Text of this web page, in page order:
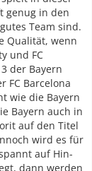
genug in den
Team sind.
Qualität, wenn
und FC
der Bayern
FC Barcelona
wie die Bayern
Bayern auch in
auf den Titel
wird es für
auf Hin-
dann werden